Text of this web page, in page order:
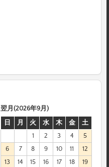
翌月(2026年9月)
日
月 火 水 木 金
土
1
2 3 4
5
6
7 8 9 10 11
12
13
14 15 16 17 18
19